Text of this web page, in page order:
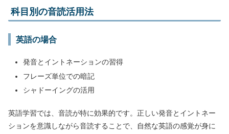
科目別の音読活用法
英語の場合
発音とイントネーションの習得
フレーズ単位での暗記
シャドーイングの活用
英語学習では、音読が特に効果的です。正しい発音とイントネー
ションを意識しながら音読することで、自然な英語の感覚が身に